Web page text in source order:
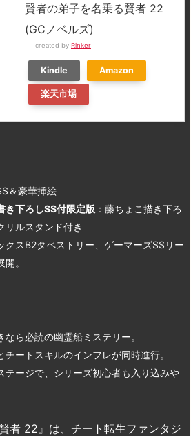
賢者の弟子を名乗る賢者 22
(GCノベルズ)
created by Rinker
Kindle Amazon
楽天市場
＆豪華挿絵
き下ろしSS付限定版 ：藤ちょこ描き下ろ
リルスタンド付き
クスB2タペストリー、ゲーマーズSSリー
。
ら必読の幽霊船ミステリー。
ートスキルのインフレが同時進行。
テージで、シリーズ初心者も入り込みや
者 22』は、チート転生ファンタジ